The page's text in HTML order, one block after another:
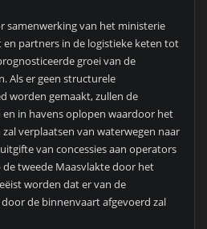
samenwerking van het ministerie
en partners in de logistieke keten tot
groei van de
Als er geen structurele
worden gemaakt, zullen de
in havens oplopen waardoor het
verplaatsen van waterwegen naar
van concessies aan operators
tweede Maasvlakte door het
worden dat er van de
de binnenvaart afgevoerd zal